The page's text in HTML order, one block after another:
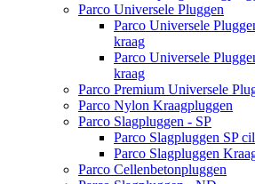
Parco Universele Pluggen
Parco Universele
kraag
Parco Universele
kraag
Parco Premium Universele
Parco Nylon Kraagpluggen
Parco Slagpluggen - SP
Parco Slagpluggen SP
Parco Slagpluggen
Parco Cellenbetonpluggen